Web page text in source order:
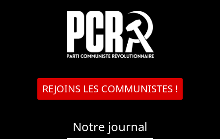
REJOINS LES COMMUNISTES !
Notre journal